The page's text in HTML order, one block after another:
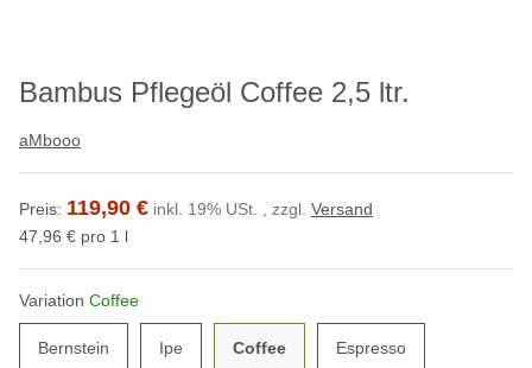
Bambus Pflegeöl Coffee 2,5 ltr.
aMbooo
Preis: 119,90 € inkl. 19% USt. , zzgl. Versand
47,96 € pro 1 l
Variation Coffee
Bernstein Ipe Coffee Espresso